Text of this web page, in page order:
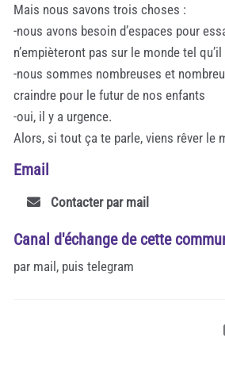
Mais nous savons trois choses :
-nous avons besoin d’espaces pour
n’empièteront pas sur le monde tel
-nous sommes nombreuses et
craindre pour le futur de nos enfants
-oui, il y a urgence.
Alors, si tout ça te parle, viens rêver le
Email
Contacter par mail
Canal d'échange de cette
par mail, puis telegram